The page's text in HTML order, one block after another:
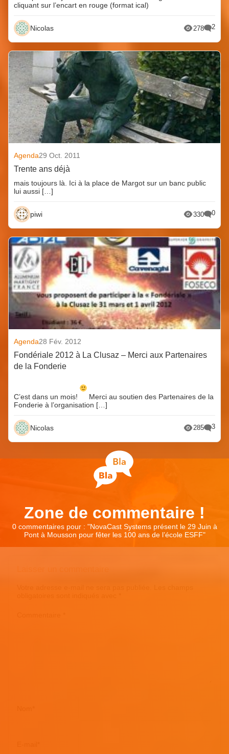
cliquant sur l’encart en rouge (format ical)
Nicolas 278 2
Agenda29 Oct. 2011
Trente ans déjà
mais toujours là. Ici à la place de Margot sur un banc public
lui aussi […]
piwi 330 0
Agenda28 Fév. 2012
Fondériale 2012 à La Clusaz – Merci aux Partenaires
de la Fonderie
C’est dans un mois!
Merci au soutien des Partenaires de la
Fonderie à l’organisation […]
Nicolas 285 3
Zone de commentaire !
0 commentaires pour : "NovaCast Systems présent le 29 Juin à
Pont à Mousson pour fêter les 100 ans de l’école ESFF"